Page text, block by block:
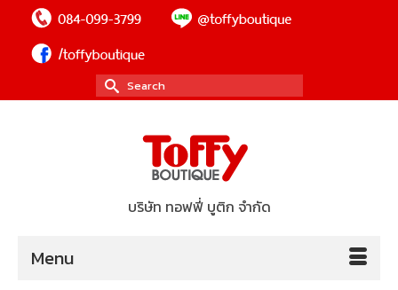
Search
for:
บริษัท ทอฟฟี่ บูติก จำกัด
Menu